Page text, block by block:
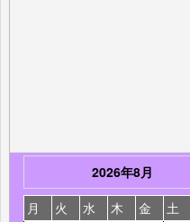
2026年8月
月
火 水 木 金 土